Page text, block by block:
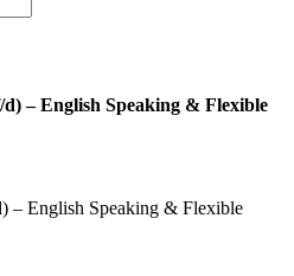
– English Speaking & Flexible
– English Speaking & Flexible